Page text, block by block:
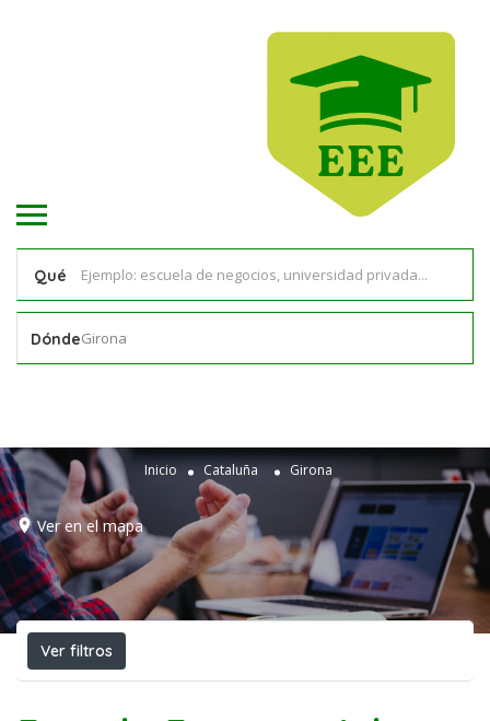
Qué
DóndeGirona
Inicio Cataluña Girona
Ver en el mapa
Ver filtros